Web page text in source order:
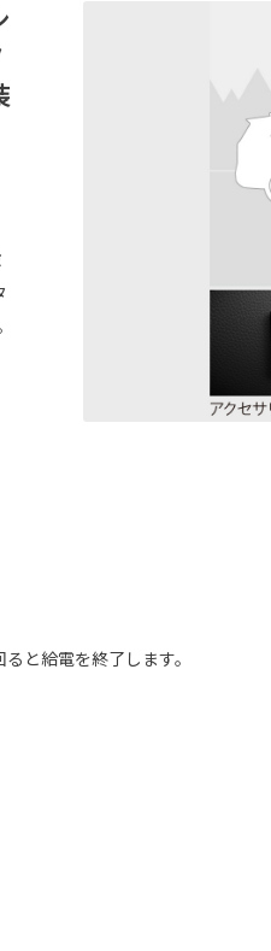
と給電を終了します。